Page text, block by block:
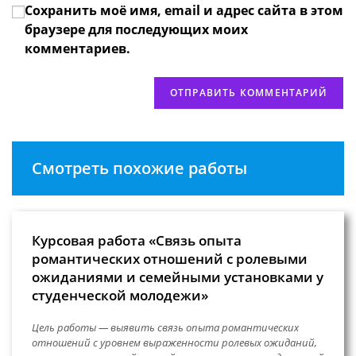
веб-
сайта
(необязательно)
Сохранить моё имя, email и адрес сайта в этом
браузере для последующих моих
комментариев.
Смотреть похожие работы
Курсовая работа «Связь опыта
романтических отношений с ролевыми
ожиданиями и семейными установками у
студенческой молодежи»
Цель работы — выявить связь опыта романтических
отношений с уровнем выраженности ролевых ожиданий,